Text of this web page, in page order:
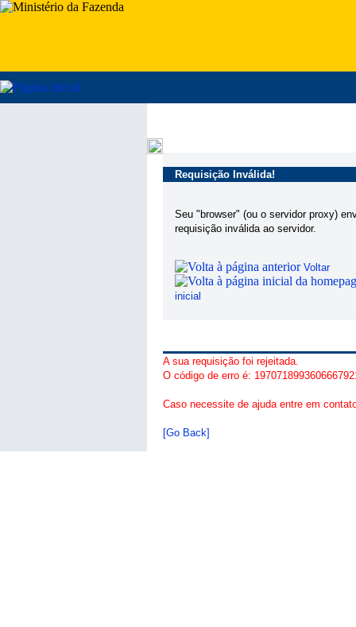
Requisição Inválida!
Seu "browser" (ou o servidor proxy)
requisição inválida ao servidor.
Voltar
inicial
A sua requisição foi rejeitada.
O código de erro é:
Caso necessite de ajuda entre em
[Go Back]